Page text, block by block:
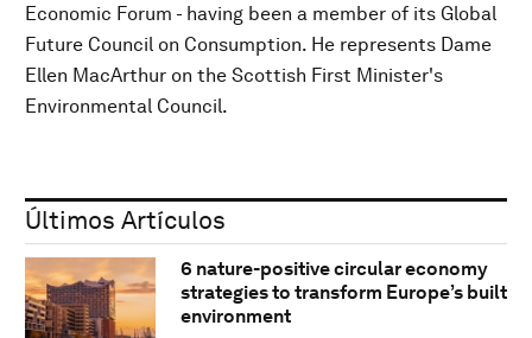
Economic Forum - having been a member of its Global
Future Council on Consumption. He represents Dame
Ellen MacArthur on the Scottish First Minister's
Environmental Council.
Últimos Artículos
6 nature-positive circular economy
strategies to transform Europe’s built
environment